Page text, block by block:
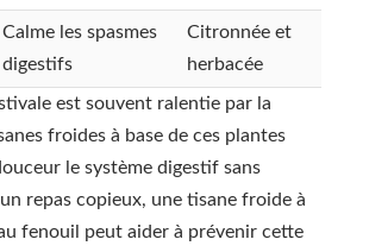
Calme les spasmes
digestifs
Citronnée et
herbacée
est souvent ralentie par la
froides à base de ces plantes
le système digestif sans
un repas copieux, une tisane froide à
fenouil peut aider à prévenir cette